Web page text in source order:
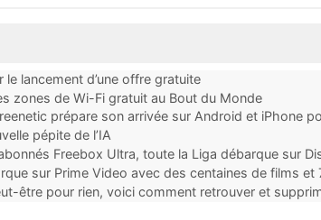
le lancement d’une offre gratuite
zones de Wi-Fi gratuit au Bout du Monde
prépare son arrivée sur Android et iPhone
la
pépite de l’IA
Freebox Ultra, toute la Liga débarque sur
sur Prime Video avec des centaines de films et
être pour rien, voici comment retrouver et